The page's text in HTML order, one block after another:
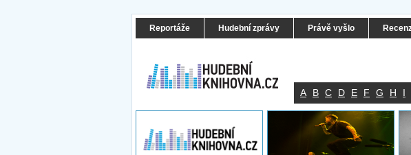
Reportáže Hudební zprávy Právě vyšlo
A B C D E F G H I